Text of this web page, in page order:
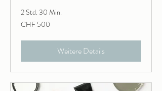
2 Std. 30 Min.
500
Schweizer
CHF 500
Weitere Details